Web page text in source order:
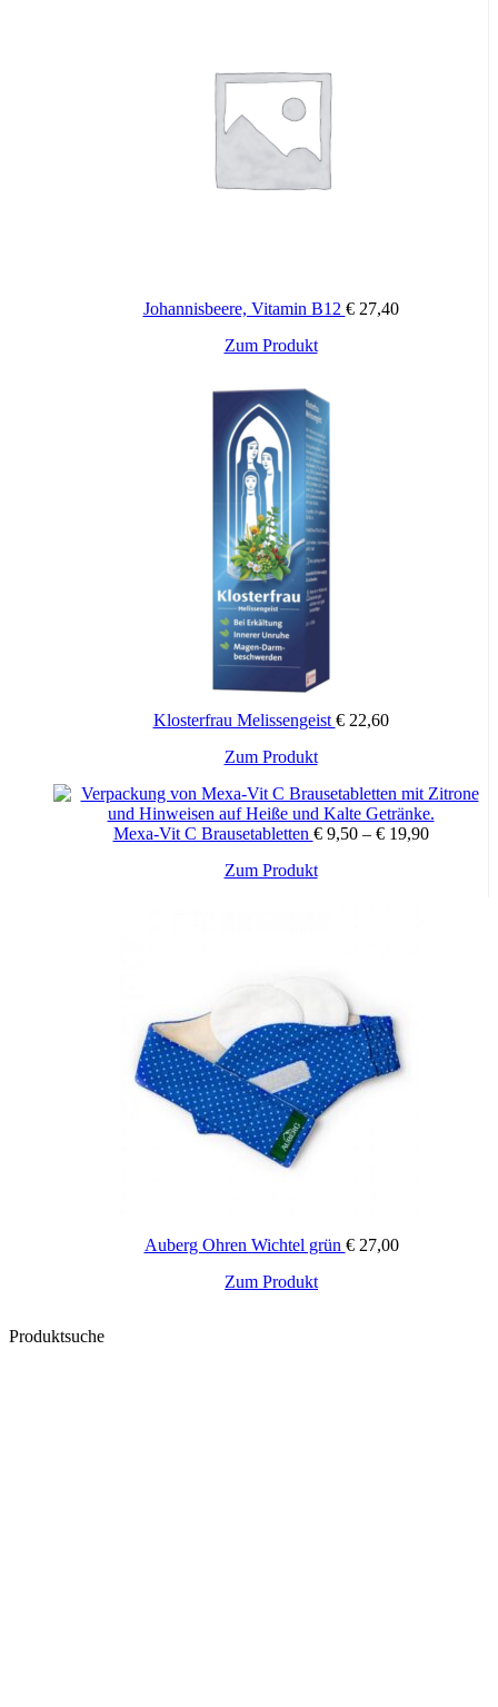
Johannisbeere, Vitamin B12 €27,40
Zum Produkt
Klosterfrau Melissengeist €22,60
Zum ProduktDieses
weist
mehrere
Varianten
Die
gewählt
werden
Mexa-Vit C Brausetabletten €9,50– €19,90
Zum ProduktDieses
Die
Optionen
können
auf
der
Produktseite
gewählt
werden
Auberg Ohren Wichtel grün €27,00
Zum Produkt
Produktsuche